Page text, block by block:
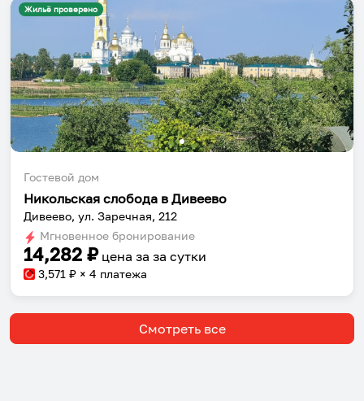
Жильё проверено
Гостевой дом
Никольская слобода в Дивеево
Дивеево, ул. Заречная, 212
Мгновенное бронирование
14,282 ₽ цена за за сутки
3,571 ₽ × 4 платежа
Смотреть все
Собери путешествие без сложностей
Сохраняй места, повторяй маршруты, находи
компанию и бронируй жильё в одном
приложении.